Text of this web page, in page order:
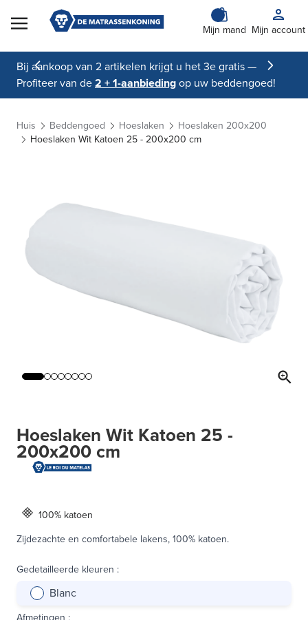
Skip to Content
Mijn mand Mijn account
Bij aankoop van 2 artikelen krijgt u het 3e gratis —
Profiteer van de2 + 1-aanbiedingop uw beddengoed!
Huis Beddengoed Hoeslaken
Hoeslaken 200x200
Hoeslaken Wit Katoen 25 - 200x200 cm
Hoeslaken Wit Katoen 25 -
200x200 cm
100% katoen
Zijdezachte en comfortabele lakens, 100% katoen.
Gedetailleerde kleuren :
Blanc